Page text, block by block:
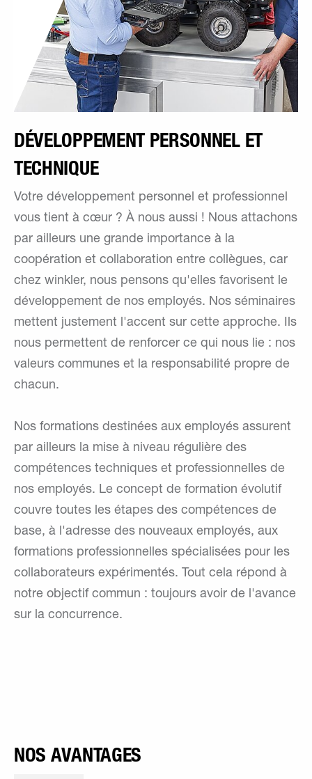
DÉVELOPPEMENT PERSONNEL ET
TECHNIQUE
Votre développement personnel et professionnel
vous tient à cœur ? À nous aussi ! Nous attachons
par ailleurs une grande importance à la
coopération et collaboration entre collègues, car
chez winkler, nous pensons qu'elles favorisent le
développement de nos employés. Nos séminaires
mettent justement l'accent sur cette approche. Ils
nous permettent de renforcer ce qui nous lie : nos
valeurs communes et la responsabilité propre de
chacun.
Nos formations destinées aux employés assurent
par ailleurs la mise à niveau régulière des
compétences techniques et professionnelles de
nos employés. Le concept de formation évolutif
couvre toutes les étapes des compétences de
base, à l'adresse des nouveaux employés, aux
formations professionnelles spécialisées pour les
collaborateurs expérimentés. Tout cela répond à
notre objectif commun : toujours avoir de l'avance
sur la concurrence.
NOS AVANTAGES